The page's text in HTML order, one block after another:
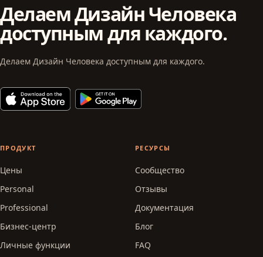
Делаем Дизайн Человека
доступным для каждого.
Делаем Дизайн Человека доступным для каждого.
ПРОДУКТ
Цены
Personal
Professional
Бизнес-центр
Личные функции
РЕСУРСЫ
Сообщество
Отзывы
Документация
Блог
FAQ